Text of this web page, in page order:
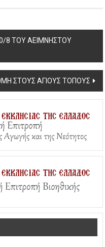
8 ΤΟΥ ΑΕΙΜΝΗΣΤΟΥ
ΣΤΟΥΣ ΑΓΙΟΥΣ ΤΟΠΟΥΣ